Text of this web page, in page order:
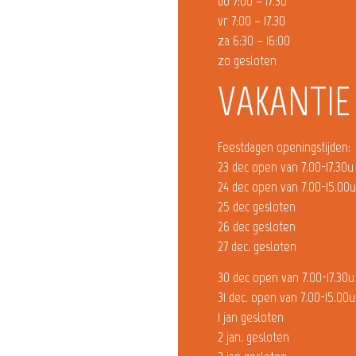
vr 7:00 – 17.30
za 6:30 – 16:00
zo gesloten
VAKANTIE
Feestdagen openingstijden:
23 dec open van 7.00-17.30u
24 dec open van 7.00-
25 dec gesloten
26 dec gesloten
27 dec. gesloten
30 dec open van 7.00-17.30u
31 dec. open van 7.00-15.00u
1 jan gesloten
2 jan. gesloten